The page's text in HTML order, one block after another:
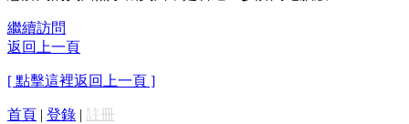
繼續訪問
返回上一頁
[ 點擊這裡返回上一頁 ]
首頁 | 登錄 | 註冊